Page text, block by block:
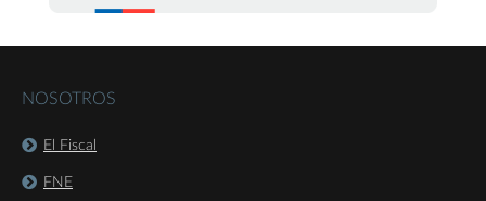
NOSOTROS
El Fiscal
FNE